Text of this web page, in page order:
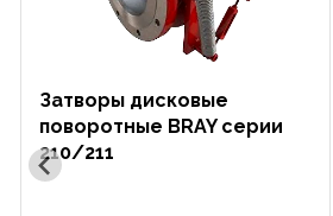
Затворы дисковые
поворотные BRAY серии
210/211